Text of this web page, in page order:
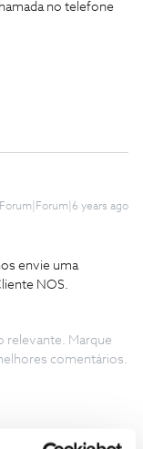
no telefone
Forum|Forum|6 years ago
envie uma
NOS.
relevante. Marque
comentários.